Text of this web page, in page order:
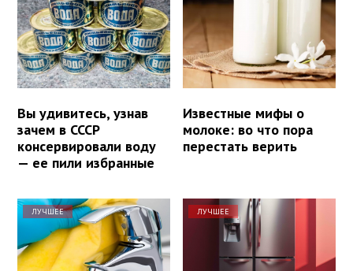
Вы удивитесь, узнав
зачем в СССР
консервировали воду
— ее пили избранные
Известные мифы о
молоке: во что пора
перестать верить
ЛУЧШЕЕ ЛУЧШЕЕ